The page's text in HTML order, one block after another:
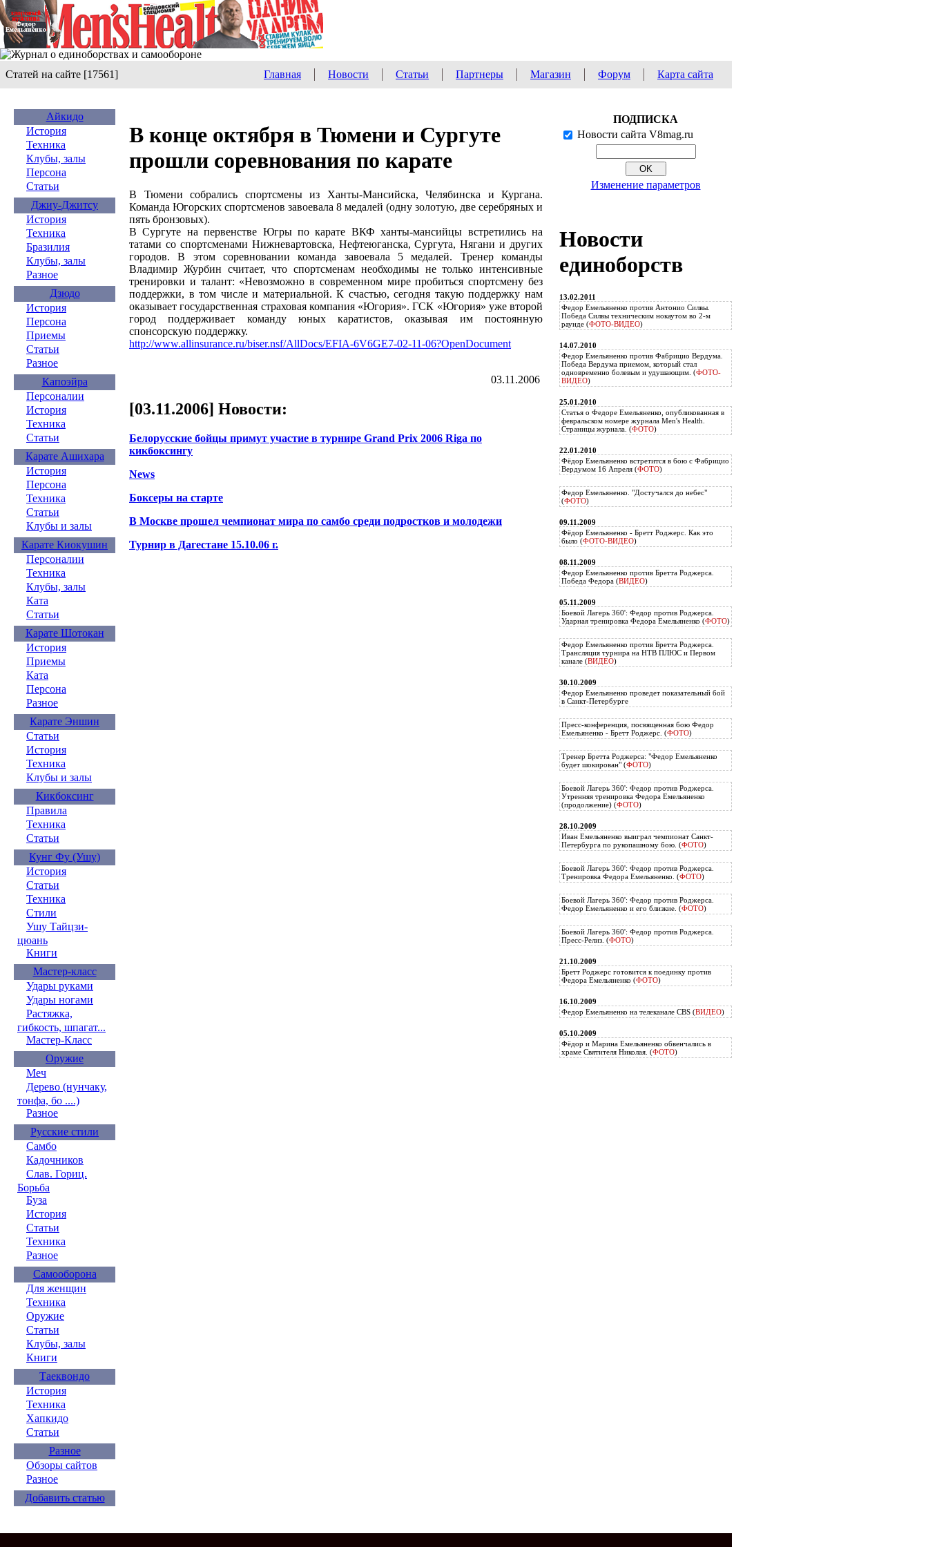
Статей на сайте [17561] Главная Новости Статьи Партнеры Магазин Форум Карта сайта
Айкидо
История
Техника
Клубы, залы
Персона
Статьи
Джиу-Джитсу
История
Техника
Бразилия
Клубы, залы
Разное
Дзюдо
История
Персона
Приемы
Статьи
Разное
Капоэйра
Персоналии
История
Техника
Статьи
Карате Ашихара
История
Персона
Техника
Статьи
Клубы и залы
Карате Киокушин
Персоналии
Техника
Клубы, залы
Ката
Статьи
Карате Шотокан
История
Приемы
Ката
Персона
Разное
Карате Эншин
Статьи
История
Техника
Клубы и залы
Кикбоксинг
Правила
Техника
Статьи
Кунг Фу (Ушу)
История
Статьи
Техника
Стили
Ушу Тайцзи-
цюань
Книги
Мастер-класс
Удары руками
Удары ногами
Растяжка,
гибкость, шпагат...
Мастер-Класс
Оружие
Меч
Дерево (нунчаку,
тонфа, бо ....)
Разное
Русские стили
Самбо
Кадочников
Слав. Гориц.
Борьба
Буза
История
Статьи
Техника
Разное
Самооборона
Для женщин
Техника
Оружие
Статьи
Клубы, залы
Книги
Таеквондо
История
Техника
Хапкидо
Статьи
Разное
Обзоры сайтов
Разное
Добавить статью
В конце октября в Тюмени и Сургуте
прошли соревнования по карате
В Тюмени собрались спортсмены из Ханты-Мансийска, Челябинска и Кургана.
Команда Югорских спортсменов завоевала 8 медалей (одну золотую, две серебряных и
пять бронзовых).
В Сургуте на первенстве Югры по карате ВКФ ханты-мансийцы встретились на
татами со спортсменами Нижневартовска, Нефтеюганска, Сургута, Нягани и других
городов. В этом соревновании команда завоевала 5 медалей. Тренер команды
Владимир Журбин считает, что спортсменам необходимы не только интенсивные
тренировки и талант: «Невозможно в современном мире пробиться спортсмену без
поддержки, в том числе и материальной. К счастью, сегодня такую поддержку нам
оказывает государственная страховая компания «Югория». ГСК «Югория» уже второй
город поддерживает команду юных каратистов, оказывая им постоянную
спонсорскую поддержку.
http://www.allinsurance.ru/biser.nsf/AllDocs/EFIA-6V6GE7-02-11-06?OpenDocument
03.11.2006
[03.11.2006] Новости:
Белорусские бойцы примут участие в турнире Grand Prix 2006 Riga по
кикбоксингу
News
Боксеры на старте
В Москве прошел чемпионат мира по самбо среди подростков и молодежи
Турнир в Дагестане 15.10.06 г.
ПОДПИСКА
Новости сайта V8mag.ru
Изменение параметров
Новости
единоборств
13.02.2011
Федор Емельяненко против Антонио Силвы.
Победа Силвы техническим нокаутом во 2-м
раунде (ФОТО-ВИДЕО)
14.07.2010
Федор Емельяненко против Фабрицио Вердума.
Победа Вердума приемом, который стал
одновременно болевым и удушающим. (ФОТО-
ВИДЕО)
25.01.2010
Статья о Федоре Емельяненко, опубликованная в
февральском номере журнала Men's Health.
Страницы журнала. (ФОТО)
22.01.2010
Фёдор Емельяненко встретится в бою с Фабрицио
Вердумом 16 Апреля (ФОТО)
Федор Емельяненко. "Достучался до небес"
(ФОТО)
09.11.2009
Фёдор Емельяненко - Бретт Роджерс. Как это
было (ФОТО-ВИДЕО)
08.11.2009
Федор Емельяненко против Бретта Роджерса.
Победа Федора (ВИДЕО)
05.11.2009
Боевой Лагерь 360': Федор против Роджерса.
Ударная тренировка Федора Емельяненко (ФОТО)
Федор Емельяненко против Бретта Роджерса.
Трансляция турнира на НТВ ПЛЮС и Первом
канале (ВИДЕО)
30.10.2009
Федор Емельяненко проведет показательный бой
в Санкт-Петербурге
Пресс-конференция, посвященная бою Федор
Емельяненко - Бретт Роджерс. (ФОТО)
Тренер Бретта Роджерса: "Федор Емельяненко
будет шокирован" (ФОТО)
Боевой Лагерь 360': Федор против Роджерса.
Утренняя тренировка Федора Емельяненко
(продолжение) (ФОТО)
28.10.2009
Иван Емельяненко выиграл чемпионат Санкт-
Петербурга по рукопашному бою. (ФОТО)
Боевой Лагерь 360': Федор против Роджерса.
Тренировка Федора Емельяненко. (ФОТО)
Боевой Лагерь 360': Федор против Роджерса.
Федор Емельяненко и его близкие. (ФОТО)
Боевой Лагерь 360': Федор против Роджерса.
Пресс-Релиз. (ФОТО)
21.10.2009
Бретт Роджерс готовится к поединку против
Федора Емельяненко (ФОТО)
16.10.2009
Федор Емельяненко на телеканале CBS (ВИДЕО)
05.10.2009
Фёдор и Марина Емельяненко обвенчались в
храме Святителя Николая. (ФОТО)